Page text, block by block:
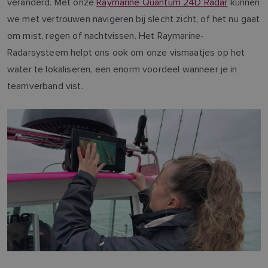
we met vertrouwen navigeren bij slecht zicht, of het nu gaat
om mist, regen of nachtvissen. Het Raymarine-
Radarsysteem helpt ons ook om onze vismaatjes op het
water te lokaliseren, een enorm voordeel wanneer je in
teamverband vist.